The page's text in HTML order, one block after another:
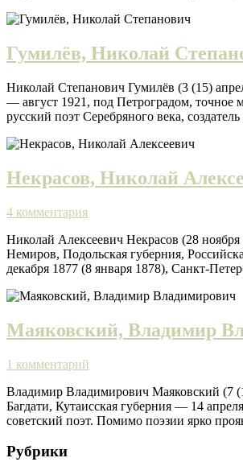
Гумилёв, Николай
Николай Степанович Гумилёв (3 (15)
— август 1921, под Петроградом, точное
русский поэт Серебряного века,
Некрасов, Николай
4 комментария
Николай Алексеевич Некрасов (28 ноября
Немиров, Подольская губерния,
декабря 1877 (8 января 1878), Санкт-
Маяковский, Владимир
1 комментарий
Владимир Владимирович Маяковский (7
Багдати, Кутаисская губерния — 14
советский поэт. Помимо поэзии ярко
Рубрики